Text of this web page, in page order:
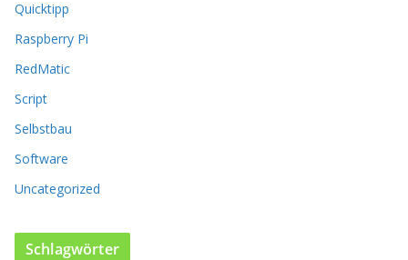
u
k
s
e
i
t
g
e
Quicktipp
Raspberry Pi
RedMatic
Script
Selbstbau
Software
Uncategorized
Schlagwörter